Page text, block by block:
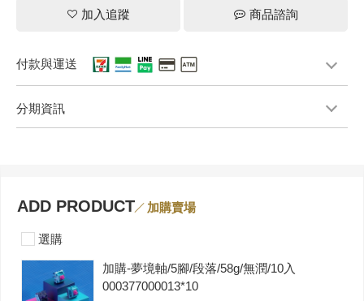
加入追蹤 商品諮詢
付款與運送
分期資訊
ADD PRODUCT 加購賣場
選購
加購-夢境軸/5腳/段落/58g/無潤/10入
000377000013*10